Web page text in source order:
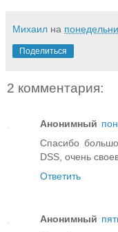
Михаил на
Поделиться
2 комментария:
Анонимный
Спасибо
DSS, очень
Ответить
Анонимный